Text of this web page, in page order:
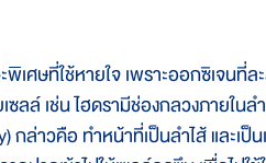
ษที่ใช้หายใจ เพราะออกซิเจนที่ล
ลล์ เช่น ไฮดรามีช่องกลวงภายใน
ล่าวคือ ทำหน้าที่เป็นลำไส้ และเป็